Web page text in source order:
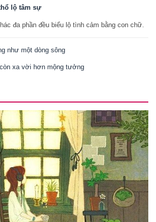
lộ tâm sự
đa phần đều biểu lộ tình cảm bằng con chữ.
như một dòng sông
xa vời hơn mộng tưởng